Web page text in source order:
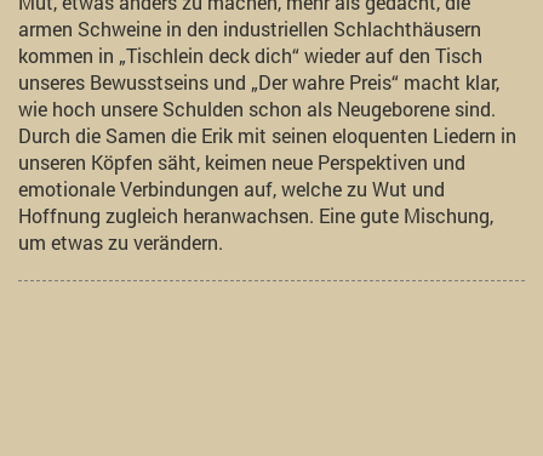
armen Schweine in den industriellen Schlachthäusern
kommen in „Tischlein deck dich“ wieder auf den Tisch
unseres Bewusstseins und „Der wahre Preis“ macht klar,
wie hoch unsere Schulden schon als Neugeborene sind.
Durch die Samen die Erik mit seinen eloquenten Liedern in
unseren Köpfen säht, keimen neue Perspektiven und
emotionale Verbindungen auf, welche zu Wut und
Hoffnung zugleich heranwachsen. Eine gute Mischung,
um etwas zu verändern.